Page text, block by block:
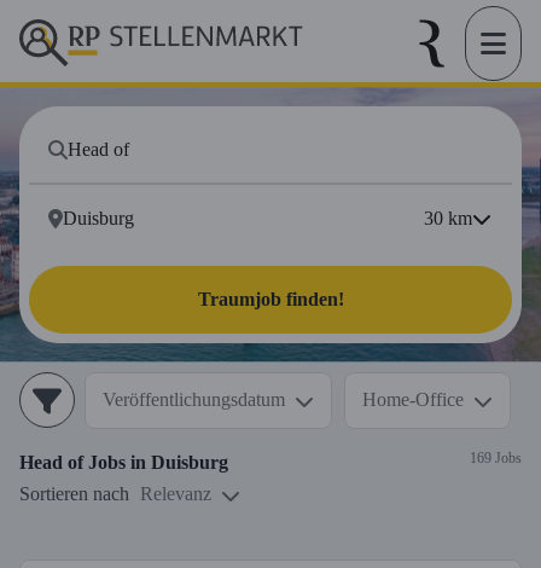
30 km
Traumjob finden!
Veröffentlichungsdatum Home-Office
Head ofJobs in Duisburg 169 Jobs
Sortieren nach Relevanz